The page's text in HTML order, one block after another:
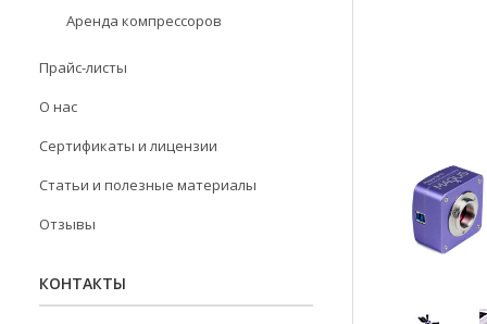
Аренда компрессоров
Прайс-листы
О нас
Сертификаты и лицензии
Статьи и полезные материалы
Отзывы
КОНТАКТЫ